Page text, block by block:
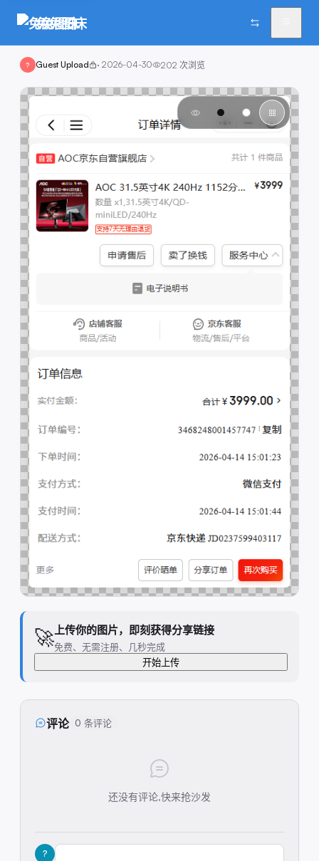
兔兔图床
? Guest Upload · 2026-04-30 202 次浏览
🚀 上传你的图片，即刻获得分享链接
免费、无需注册、几秒完成
开始上传
评论 0 条评论
还没有评论,快来抢沙发
?